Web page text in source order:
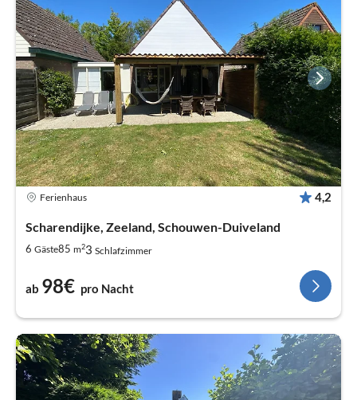
Ferienhaus 4,2
Scharendijke, Zeeland, Schouwen-Duiveland
6 Gäste85 m23 Schlafzimmer
ab 98€ pro Nacht